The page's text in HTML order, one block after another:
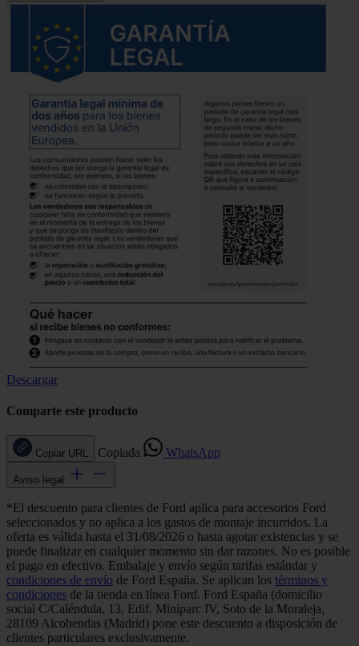
Descargar
Comparte este producto
Copiar URL Copiada WhatsApp
Aviso legal
*El descuento para clientes de Ford aplica para accesorios Ford
seleccionados y no aplica a los gastos de montaje incurridos. La
oferta es válida hasta el 31/08/2026 o hasta agotar existencias y se
puede finalizar en cualquier momento sin dar razones. No es posible
el pago en efectivo. Embalaje y envío según tarifas estándar y
condiciones de envío de Ford España. Se aplican los términos y
condiciones de la tienda en línea Ford. Ford España (domicilio
social C/Caléndula, 13, Edif. Miniparc IV, Soto de la Moraleja,
28109 Alcobendas (Madrid) pone este descuento a disposición de
clientes particulares exclusivamente.